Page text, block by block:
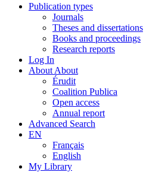
Publication types
Journals
Theses and dissertations
Books and proceedings
Research reports
Log In
About About
Érudit
Coalition Publica
Open access
Annual report
Advanced Search
EN
Français
English
My Library